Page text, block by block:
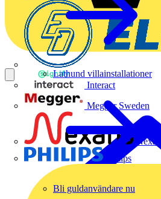
Interact
Megger Sweden
Nexans
Philips
Lathund villainstallationer
Bli guldanvändare nu